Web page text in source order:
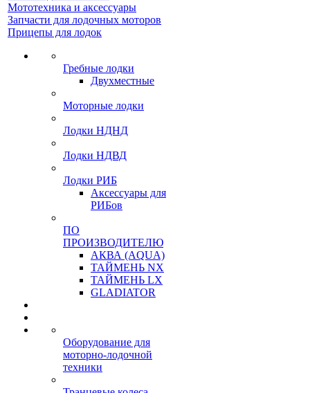
Мототехника и аксессуары
Запчасти для лодочных моторов
Прицепы для лодок
Гребные лодки
Двухместные
Моторные лодки
Лодки НДНД
Лодки НДВД
Лодки РИБ
Аксессуары для
РИБов
ПО
ПРОИЗВОДИТЕЛЮ
АКВА (AQUA)
ТАЙМЕНЬ NX
ТАЙМЕНЬ LX
GLADIATOR
Оборудование для
моторно-лодочной
техники